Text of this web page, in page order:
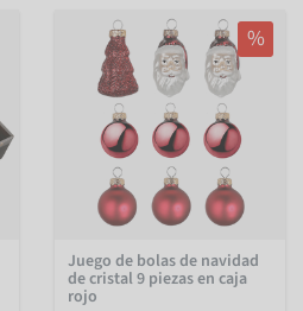
%
Juego de bolas de navidad
de cristal 9 piezas en caja
rojo